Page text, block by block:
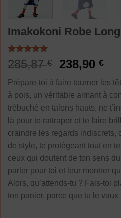
Imakokoni Robe
Noté
5.00
sur 5 basé
1
client
285,87€
Le
initial
était :
285,87 €.
238,90€Le
prix
Prépare-toi à faire tourner les
à pois, un véritable aimant à
trébuché en talons hauts, ne
là pour te rattraper et te faire
craindre les regards indiscrets,
de style, te protégeant tout en
ceux qui doutent de ton sens
parler pour toi et leur montrer
Alors, qu’attends-tu ? Fais-toi
ton panier, parce que tu le vaux